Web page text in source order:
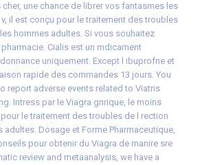
une chance de librer vos fantasmes les
il est conçu pour le traitement des troubles
hommes adultes. Si vous souhaitez
pharmacie. Cialis est un mdicament
uniquement. Except l ibuprofne et
rapide des commandes 13 jours. You
report adverse events related to Viatris
Intress par le Viagra gnrique, le moins
le traitement des troubles de l rection
adultes. Dosage et Forme Pharmaceutique,
pour obtenir du Viagra de manire sre
review and metaanalysis, we have a